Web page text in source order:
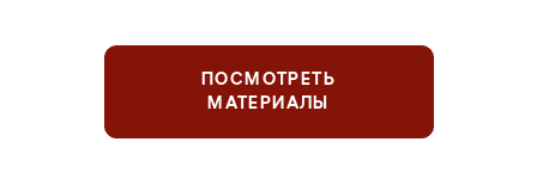
ПОСМОТРЕТЬ
МАТЕРИАЛЫ